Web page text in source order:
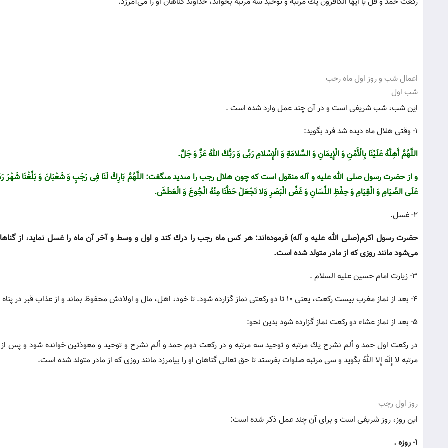
اعمال شب و روز اول ماه رجب
شب اول
این شب، شب شریفى است و در آن چند عمل وارد شده است .
1- وقتی هلال ماه دیده شد فرد بگوید:
اللَّهُمَّ أَهِلَّهُ عَلَیْنَا بِالْأَمْنِ وَ الْإِیمَانِ وَ السَّلامَةِ وَ الْإِسْلامِ رَبِّى وَ رَبُّكَ اللهُ عَزَّ وَ جَلَّ.
و از حضرت رسول صلى الله علیه و آله منقول است كه چون هلال رجب را مى‏دید مى‏گفت: اللَّهُمَّ بَارِكْ لَنَا فِى رَجَبٍ وَ شَعْبَانَ وَ بَلِّغْنَا شَهْرَ
عَلَى الصِّیَامِ وَ الْقِیَامِ وَ حِفْظِ اللِّسَانِ وَ غَضِّ الْبَصَرِ وَلا تَجْعَلْ حَظَّنَا مِنْهُ الْجُوعَ وَ الْعَطَشَ.
2- غسل.
حضرت رسول اکرم(صلى الله علیه و آله) فرموده‌اند: هر كس ماه رجب را درك كند و اول و وسط و آخر آن ماه را غسل نماید، از
می‌شود مانند روزى كه از مادر متولد شده است.
3- زیارت امام حسین علیه السلام .
4- بعد از نماز مغرب بیست ركعت، یعنی 10 تا دو رکعتی نماز گزارده شود. تا خود، اهل، مال و اولادش محفوظ بماند و از عذاب قبر در پناه باشد.
5- بعد از نماز عشاء دو ركعت نماز گزارده شود بدین نحو:
در ركعت اول حمد و ألم نشرح یك مرتبه و توحید سه مرتبه و در ركعت دوم حمد و ألم نشرح و توحید و معوذتین خوانده شود و پس
مرتبه لا إِلَهَ إِلا اللهُ بگوید و سى مرتبه صلوات بفرستد تا حق تعالى گناهان او را بیامرزد مانند روزى كه از مادر متولد شده است.
روز اول رجب
این روز، روز شریفى است و برای آن چند عمل ذکر شده است:
1- روزه .